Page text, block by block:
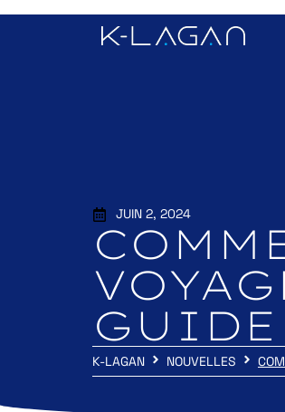
JUIN 2, 2024
GUIDE
K-LAGAN NOUVELLES